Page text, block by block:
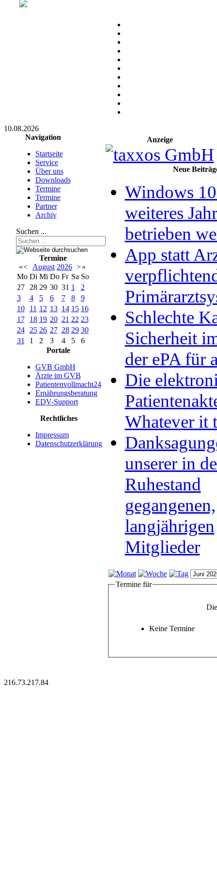
10.08.2026
Navigation
Startseite
Service
Über uns
Downloads
Termine
Termine
Partner
Archiv
Suchen ...
Termine
«< August 2026 >»
Mo Di Mi Do Fr Sa So
27
28 29 30 31 1
2
3
4 5 6 7 8
9
10
11 12 13 14 15 16
17
18 19 20 21 22 23
24
25 26 27 28 29 30
31
1 2 3 4 5
6
Portale
GVB GmbH
Ärzte im GVB
Patientenvollmacht24
Ernährungsberatung
EDV-Support
Rechtliches
Impressum
Datenschutzerklärung
Anzeige
Neue
Windows
weiteres
betrieben
App statt
Schlechte
Sicherheit
der ePA für
Die
Whatever it
unserer in
Ruhestand
gegangenen,
langjährigen
Mitglieder
Termine für
Keine Termine
216.73.217.84